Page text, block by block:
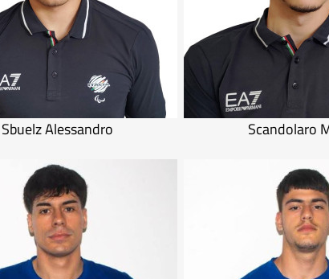
Sbuelz Alessandro Scandolaro